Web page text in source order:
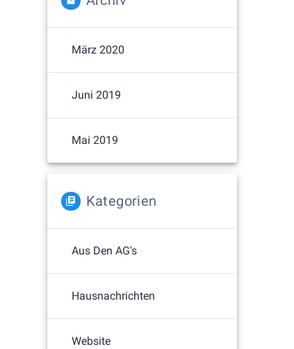
März 2020
Juni 2019
Mai 2019
Kategorien
Aus Den AG's
Hausnachrichten
Website